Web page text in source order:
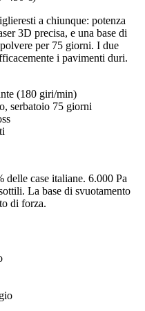
a chiunque: potenza
3D precisa, e una base di
per 75 giorni. I due
i pavimenti duri.
(180 giri/min)
serbatoio 75 giorni
case italiane. 6.000 Pa
La base di svuotamento
di forza.